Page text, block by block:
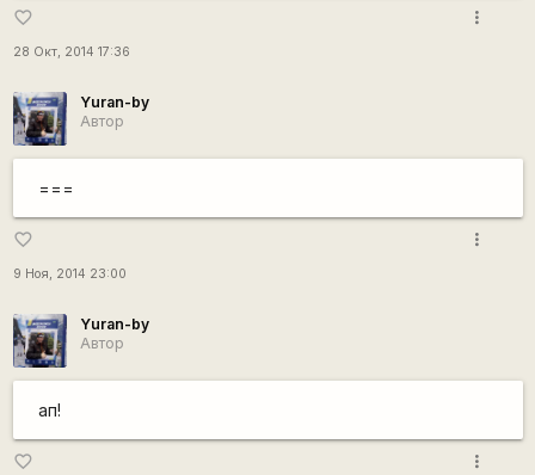
favorite_border
28 Окт, 2014 17:36
more_vert
Yuran-by
Автор
===
favorite_border
9 Ноя, 2014 23:00
more_vert
Yuran-by
Автор
ап!
favorite_border more_vert